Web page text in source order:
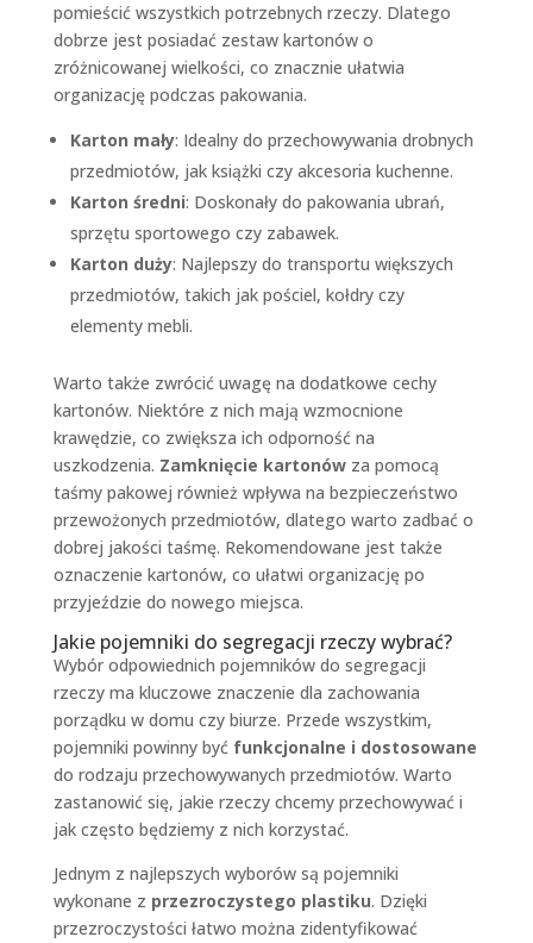
pomieścić wszystkich potrzebnych rzeczy. Dlatego
dobrze jest posiadać zestaw kartonów o
zróżnicowanej wielkości, co znacznie ułatwia
organizację podczas pakowania.
Karton mały: Idealny do przechowywania drobnych
przedmiotów, jak książki czy akcesoria kuchenne.
Karton średni: Doskonały do pakowania ubrań,
sprzętu sportowego czy zabawek.
Karton duży: Najlepszy do transportu większych
przedmiotów, takich jak pościel, kołdry czy
elementy mebli.
Warto także zwrócić uwagę na dodatkowe cechy
kartonów. Niektóre z nich mają wzmocnione
krawędzie, co zwiększa ich odporność na
uszkodzenia. Zamknięcie kartonówza pomocą
taśmy pakowej również wpływa na bezpieczeństwo
przewożonych przedmiotów, dlatego warto zadbać o
dobrej jakości taśmę. Rekomendowane jest także
oznaczenie kartonów, co ułatwi organizację po
przyjeździe do nowego miejsca.
Jakie pojemniki do segregacji rzeczy wybrać?
Wybór odpowiednich pojemników do segregacji
rzeczy ma kluczowe znaczenie dla zachowania
porządku w domu czy biurze. Przede wszystkim,
pojemniki powinny być funkcjonalne i dostosowane
do rodzaju przechowywanych przedmiotów. Warto
zastanowić się, jakie rzeczy chcemy przechowywać i
jak często będziemy z nich korzystać.
Jednym z najlepszych wyborów są pojemniki
wykonane z przezroczystego plastiku. Dzięki
przezroczystości łatwo można zidentyfikować